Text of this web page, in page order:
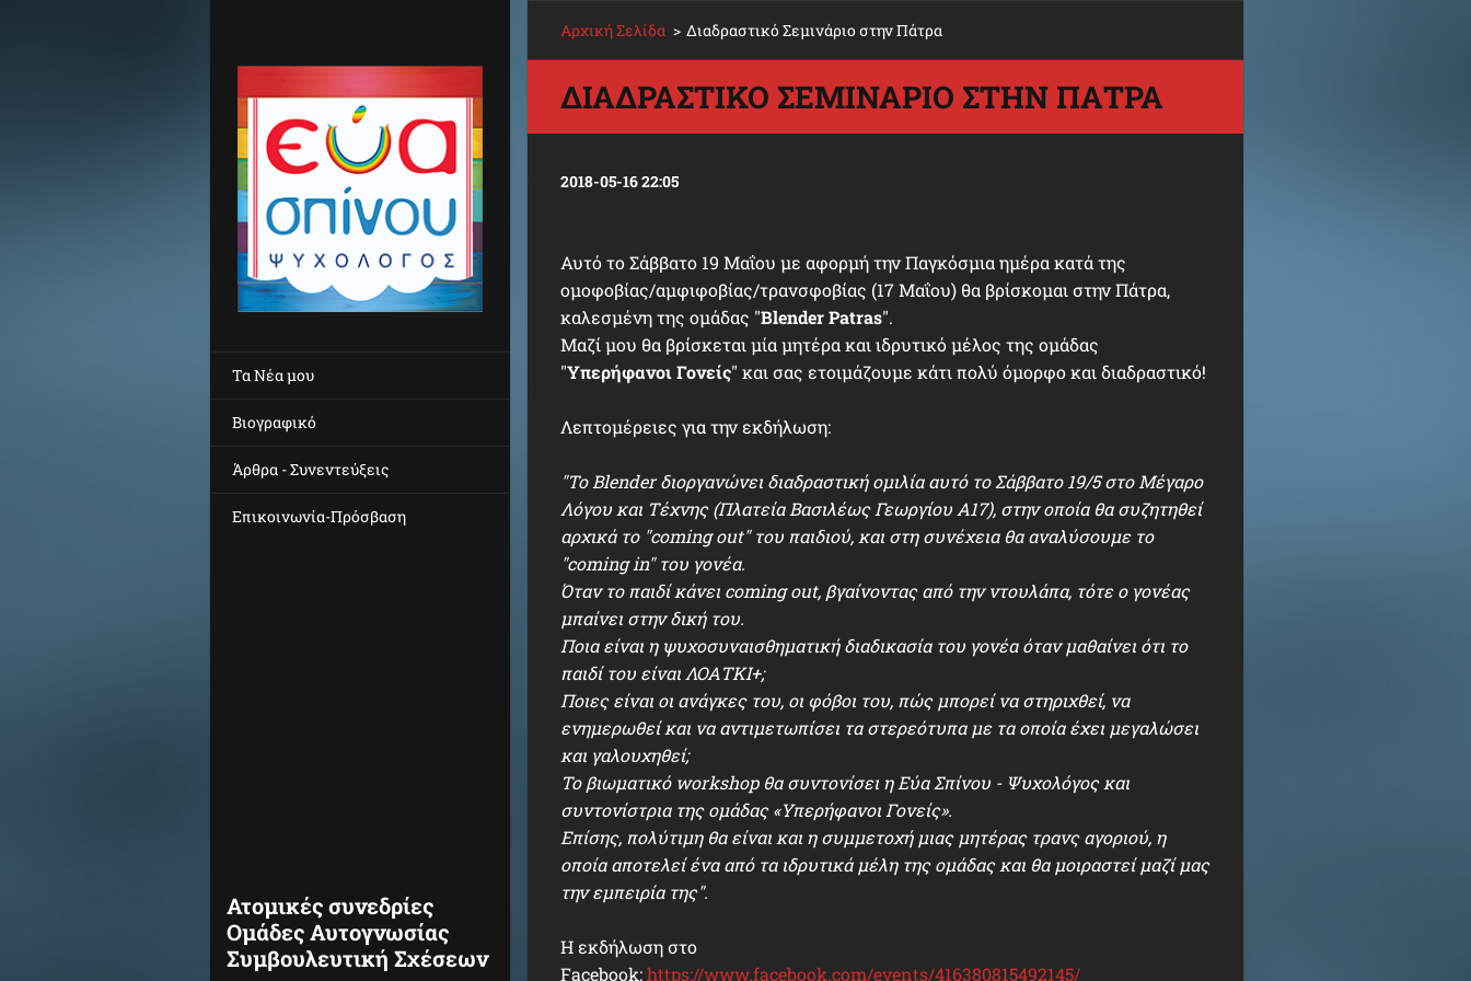
Τα Νέα μου
Βιογραφικό
Άρθρα - Συνεντεύξεις
Επικοινωνία-Πρόσβαση
Ατομικές συνεδρίες
Ομάδες Αυτογνωσίας
Συμβουλευτική Σχέσεων
Αρχική Σελίδα > Διαδραστικό Σεμινάριο στην Πάτρα
ΔΙΑΔΡΑΣΤΙΚΌ ΣΕΜΙΝΆΡΙΟ ΣΤΗΝ ΠΆΤΡΑ
2018-05-16 22:05
Αυτό το Σάββατο 19 Μαΐου με αφορμή την Παγκόσμια ημέρα κατά της
ομοφοβίας/αμφιφοβίας/τρανσφοβίας (17 Μαΐου) θα βρίσκομαι στην Πάτρα,
καλεσμένη της ομάδας "Blender Patras".
Μαζί μου θα βρίσκεται μία μητέρα και ιδρυτικό μέλος της ομάδας
"Υπερήφανοι Γονείς" και σας ετοιμάζουμε κάτι πολύ όμορφο και διαδραστικό!
Λεπτομέρειες για την εκδήλωση:
"Το Blender διοργανώνει διαδραστική ομιλία αυτό το Σάββατο 19/5 στο Μέγαρο
Λόγου και Τέχνης (Πλατεία Βασιλέως Γεωργίου Α17), στην οποία θα συζητηθεί
αρχικά το "coming out" του παιδιού, και στη συνέχεια θα αναλύσουμε το
"coming in" του γονέα.
Όταν το παιδί κάνει coming out, βγαίνοντας από την ντουλάπα, τότε ο γονέας
μπαίνει στην δική του.
Ποια είναι η ψυχοσυναισθηματική διαδικασία του γονέα όταν μαθαίνει ότι το
παιδί του είναι ΛΟΑΤΚΙ+;
Ποιες είναι οι ανάγκες του, οι φόβοι του, πώς μπορεί να στηριχθεί, να
ενημερωθεί και να αντιμετωπίσει τα στερεότυπα με τα οποία έχει μεγαλώσει
και γαλουχηθεί;
Το βιωματικό workshop θα συντονίσει η Εύα Σπίνου - Ψυχολόγος και
συντονίστρια της ομάδας «Υπερήφανοι Γονείς».
Επίσης, πολύτιμη θα είναι και η συμμετοχή μιας μητέρας τρανς αγοριού, η
οποία αποτελεί ένα από τα ιδρυτικά μέλη της ομάδας και θα μοιραστεί μαζί μας
την εμπειρία της".
Η εκδήλωση στο
Facebook:https://www.facebook.com/events/416380815492145/